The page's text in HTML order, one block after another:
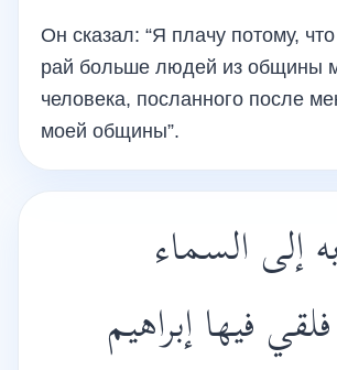
Он сказал: “Я плачу потому,
рай больше людей из общины
человека, посланного после
моей общины”.
إلى السماء
فيها إبراهيم